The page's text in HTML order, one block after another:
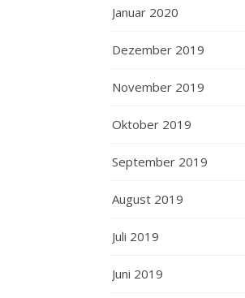
Januar 2020
Dezember 2019
November 2019
Oktober 2019
September 2019
August 2019
Juli 2019
Juni 2019